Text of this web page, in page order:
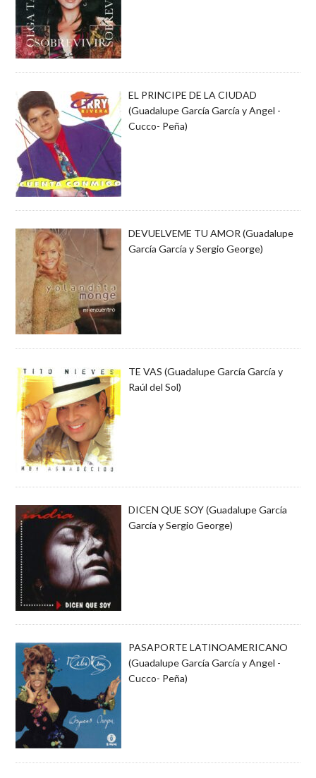
EL PRINCIPE DE LA CIUDAD
(Guadalupe García García y Angel -
Cucco- Peña)
DEVUELVEME TU AMOR (Guadalupe
García García y Sergio George)
TE VAS (Guadalupe García García y
Raúl del Sol)
DICEN QUE SOY (Guadalupe García
García y Sergio George)
PASAPORTE LATINOAMERICANO
(Guadalupe García García y Angel -
Cucco- Peña)